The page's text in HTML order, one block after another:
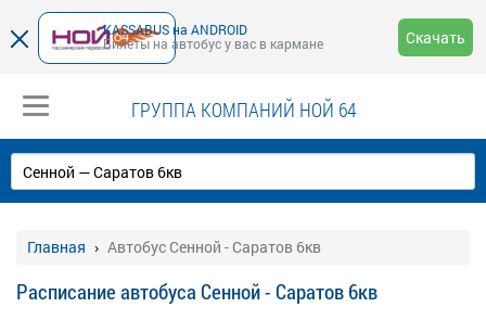
KASSABUS на ANDROID
Билеты на автобус у вас в кармане
Скачать
ГРУППА КОМПАНИЙ НОЙ 64
Главная Автобус Сенной - Саратов 6кв
Расписание автобуса Сенной - Саратов 6кв